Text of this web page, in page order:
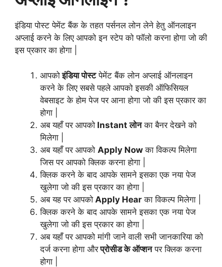
इंडिया पोस्ट पेमेंट बैंक के तहत पर्सनल लोन लेने हेतु ऑनलाइन
अप्लाई करने के लिए आपको इन स्टेप को फॉलो करना होगा जो की
इस प्रकार का होगा |
आपकोइंडिया पोस्टपेमेंट बैंक लोन अप्लाई ऑनलाइन
करने के लिए सबसे पहले आपको इसकी ऑफिसियल
वेबसाइट के होम पेज पर आना होगा जो की इस प्रकार का
होगा |
अब यहाँ पर आपको Instant लोनका बैनर देखने को
मिलेगा |
अब यहाँ पर आपको Apply Now का विकल्प मिलेगा
जिस पर आपको क्लिक करना होगा |
क्लिक करने के बाद आपके सामने इसका एक नया पेज
खुलेगा जो की इस प्रकार का होगा |
अब यह पर आपको Apply Hear का विकल्प मिलेगा |
क्लिक करने के बाद आपके सामने इसका एक नया पेज
खुलेगा जो की इस प्रकार का होगा |
अब यहाँ पर आपको मांगी जाने वाली सभी जानकारिया को
दर्ज करना होगा औरप्रोसीड के ऑप्शनपर क्लिक करना
होगा |